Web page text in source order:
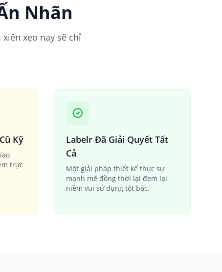
Nhãn
xẹo nay sẽ chỉ
Kỹ
trực
Labelr Đã Giải Quyết Tất
Cả
Một giải pháp thiết kế thực sự
mạnh mẽ đồng thời lại đem lại
niềm vui sử dụng tột bậc.